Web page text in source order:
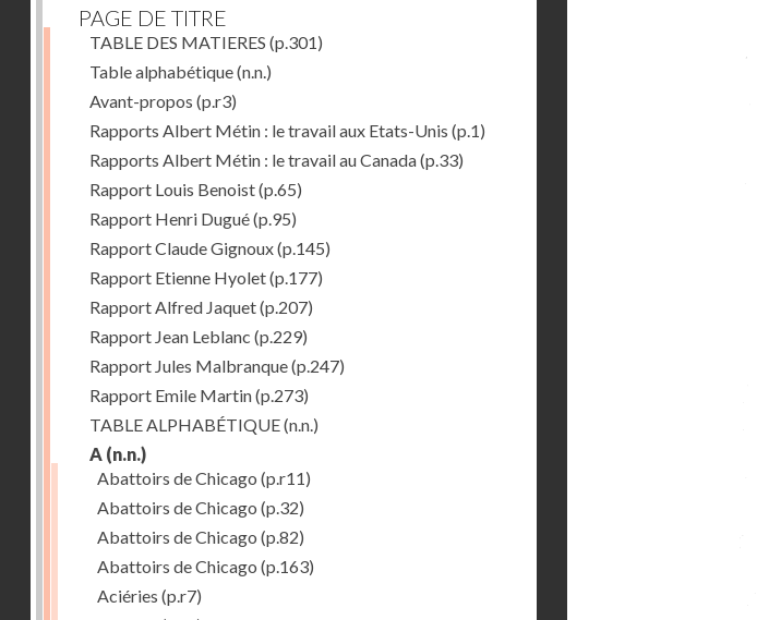
PAGE DE TITRE
TABLE DES MATIERES (p.301)
Table alphabétique(n.n.)
Avant-propos (p.r3)
Rapports Albert Métin : le travail aux Etats-Unis (p.1)
Rapports Albert Métin : le travail au Canada(p.33)
Rapport Louis Benoist(p.65)
Rapport Henri Dugué(p.95)
Rapport Claude Gignoux(p.145)
Rapport Etienne Hyolet(p.177)
Rapport Alfred Jaquet(p.207)
Rapport Jean Leblanc (p.229)
Rapport Jules Malbranque(p.247)
Rapport Emile Martin(p.273)
TABLE ALPHABÉTIQUE(n.n.)
A (n.n.)
Abattoirs de Chicago (p.r11)
Abattoirs de Chicago (p.32)
Abattoirs de Chicago (p.82)
Abattoirs de Chicago (p.163)
Aciéries (p.r7)